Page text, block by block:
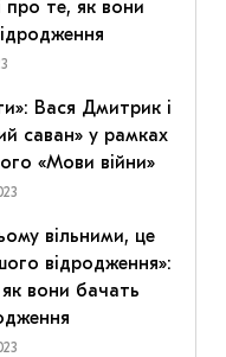
про те, як вони
Вася Дмитрик і
саван» у рамках
«Мови війни»
вільними, це
відродження»:
як вони бачать